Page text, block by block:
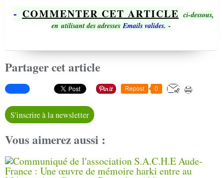
- COMMENTER CET ARTICLE ci-dessous,
en utilisant des adressesEmails valides. -
Partager cet article
Repost 0
S'inscrire à la newsletter
Vous aimerez aussi :